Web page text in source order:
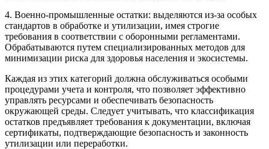
4. Военно-промышленные остатки: выделяются из-за особых
стандартов в обработке и утилизации, имея строгие
требования в соответствии с оборонными регламентами.
Обрабатываются путем специализированных методов для
минимизации риска для здоровья населения и экосистемы.
Каждая из этих категорий должна обслуживаться особыми
процедурами учета и контроля, что позволяет эффективно
управлять ресурсами и обеспечивать безопасность
окружающей среды. Следует учитывать, что классификация
остатков предъявляет требования к документации, включая
сертификаты, подтверждающие безопасность и законность
утилизации или переработки.